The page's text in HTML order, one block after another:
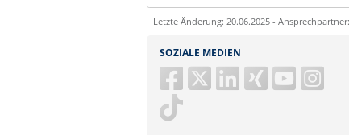
Letzte Änderung: 20.06.2025 - Ansprechpartner:
SOZIALE MEDIEN